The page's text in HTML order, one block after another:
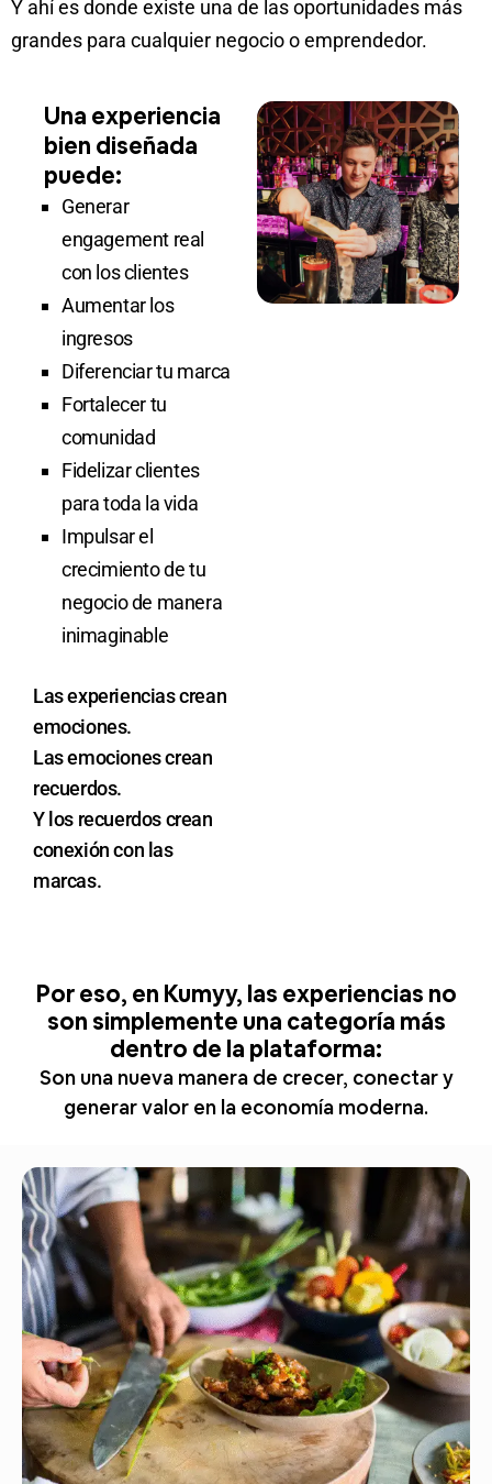
Y ahí es donde existe una de las oportunidades más
grandes para cualquier negocio o emprendedor.
Una experiencia
bien diseñada
puede:
Generar
engagement real
con los clientes
Aumentar los
ingresos
Diferenciar tu marca
Fortalecer tu
comunidad
Fidelizar clientes
para toda la vida
Impulsar el
crecimiento de tu
negocio de manera
inimaginable
Las experiencias crean
emociones.
Las emociones crean
recuerdos.
Y los recuerdos crean
conexión con las
marcas.
Por eso, en Kumyy, las experiencias no
son simplemente una categoría más
dentro de la plataforma:
Son una nueva manera de crecer, conectar y
generar valor en la economía moderna.